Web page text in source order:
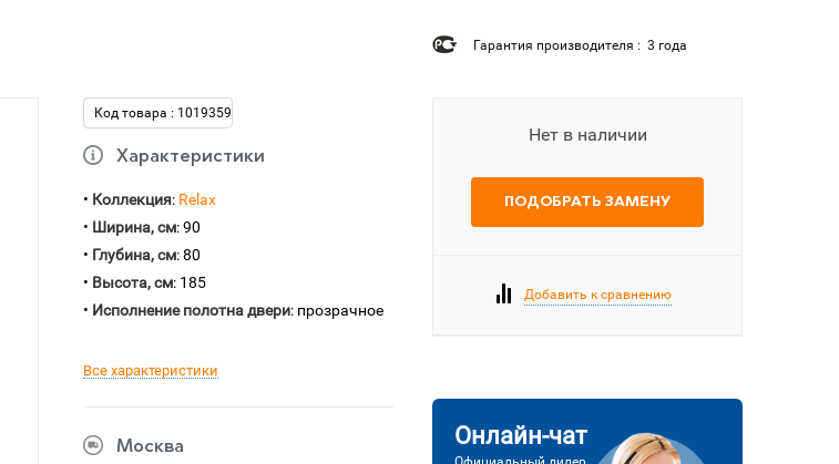
Гарантия производителя : 3 года
Код товара : 1019359
Характеристики
• Коллекция: Relax
• Ширина, см: 90
• Глубина, см: 80
• Высота, см: 185
• Исполнение полотна двери: прозрачное
Все характеристики
Москва
Нет в наличии
ПОДОБРАТЬ ЗАМЕНУ
Добавить к сравнению
Онлайн-чат